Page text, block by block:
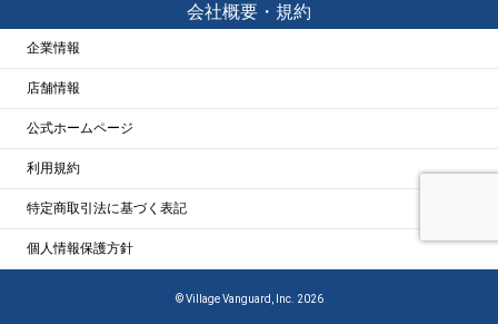
会社概要・規約
企業情報
店舗情報
公式ホームページ
利用規約
特定商取引法に基づく表記
個人情報保護方針
© Village Vanguard, Inc. 2026